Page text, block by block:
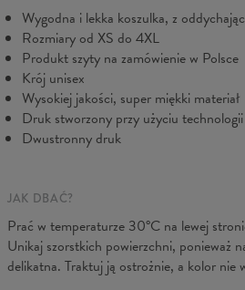
CM
XS S M L
A - Długość
67
B - Sz.klatki
47 50 53 56
C - Długość ręk.
Wygodna i lekka koszulka, z
Rozmiary od XS do 4XL
Produkt szyty na zamówienie w Polsce
Krój unisex
Wysokiej jakości, super miękki materiał
Druk stworzony przy użyciu
Dwustronny druk
JAK DBAĆ?
Prać w temperaturze 30°C na lewej
Unikaj szorstkich powierzchni, ponieważ
delikatna. Traktuj ją ostrożnie, a kolor nie